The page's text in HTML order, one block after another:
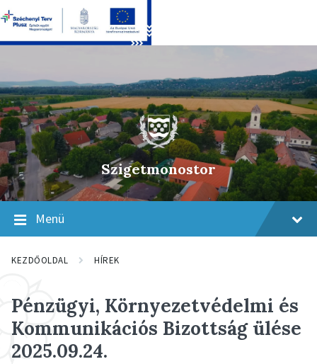
content
main
navigation
footer
Szigetmonostor
Menü
KEZDŐOLDAL HÍREK
Pénzügyi, Környezetvédelmi és
Kommunikációs Bizottság ülése
2025.09.24.